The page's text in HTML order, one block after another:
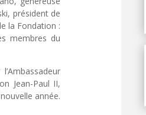
président de
la Fondation :
membres du
Jean-Paul II,
année.